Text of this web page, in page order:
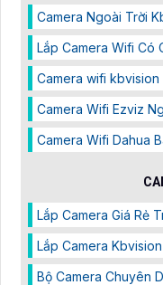
Camera Ngoài Trời
Lắp Camera Wifi Có
Camera wifi kbvision
Camera Wifi Ezviz
Camera Wifi Dahua
Lắp Camera Giá Rẻ
Lắp Camera
Bộ Camera Chuyên